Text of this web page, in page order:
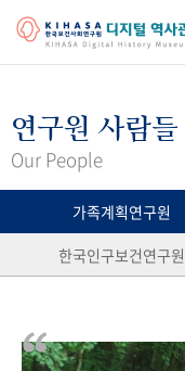
걸어온 길 기관 변천사
연구 역사
정책과 연구 키워드
간행물 변천사
기록물 아카이브
연구원 사람들
Our People
가족계획연구원
한국인구보건연구원